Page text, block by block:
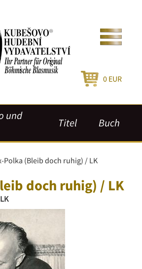
0 EUR
und
Titel Buch
Polka (Bleib doch ruhig) / LK
doch ruhig) / LK